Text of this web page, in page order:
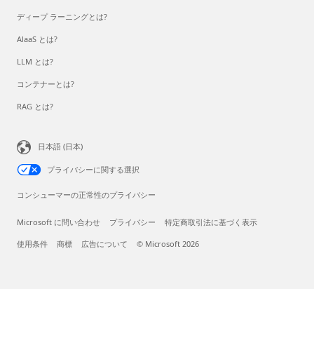
ディープ ラーニングとは?
AlaaS とは?
LLM とは?
コンテナーとは?
RAG とは?
日本語 (日本)
プライバシーに関する選択
コンシューマーの正常性のプライバシー
Microsoft に問い合わせ プライバシー 特定商取引法に基づく表示
使用条件 商標 広告について © Microsoft 2026